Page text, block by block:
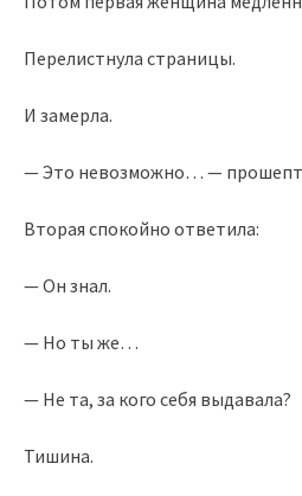
Перелистнула страницы.
И замерла.
— Это невозможно… —
Вторая спокойно ответила:
— Он знал.
— Но ты же…
— Не та, за кого себя выдавала?
Тишина.